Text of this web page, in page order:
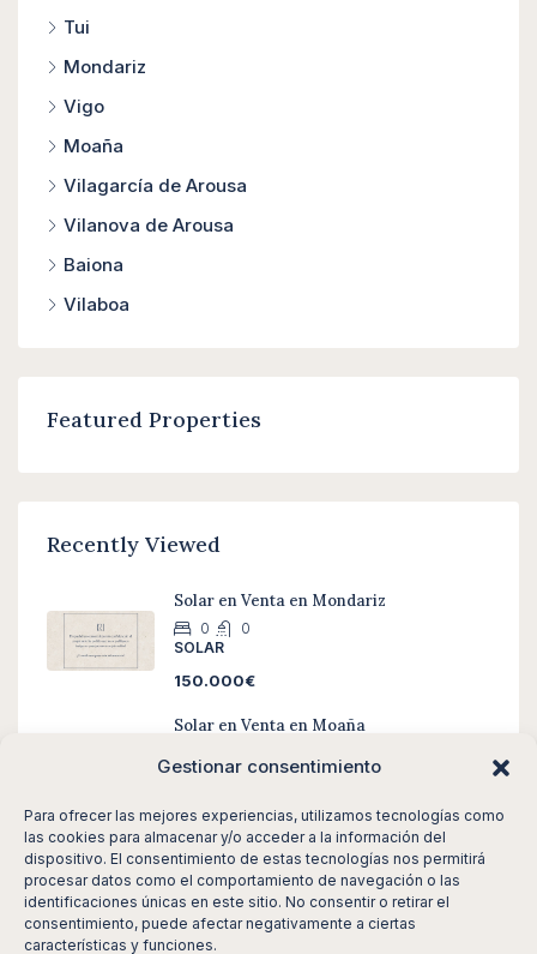
Gestionar consentimiento
Para ofrecer las mejores experiencias, utilizamos tecnologías como
las cookies para almacenar y/o acceder a la información del
dispositivo. El consentimiento de estas tecnologías nos permitirá
procesar datos como el comportamiento de navegación o las
identificaciones únicas en este sitio. No consentir o retirar el
consentimiento, puede afectar negativamente a ciertas
características y funciones.
Tui
Mondariz
Vigo
Moaña
Vilagarcía de Arousa
Vilanova de Arousa
Baiona
Vilaboa
Featured Properties
Recently Viewed
Solar en Venta en Mondariz
0
0
SOLAR
150.000€
Solar en Venta en Moaña
SOLAR
Casa en Venta en Salceda De Caselas
3 2 140 m²
CASA
100.000€